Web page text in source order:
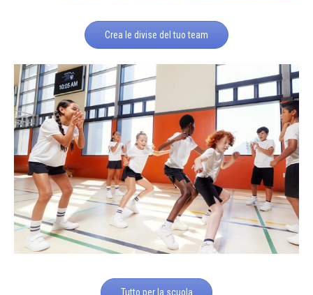
Crea le divise del tuo team
Tutto per la scuola